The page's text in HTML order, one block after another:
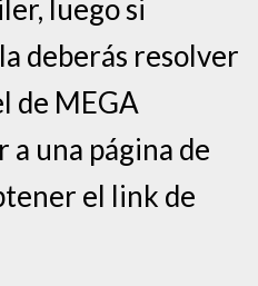
luego si
deberás resolver
de MEGA
a una página de
el link de